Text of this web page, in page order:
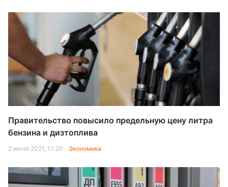
Правительство повысило предельную цену литра
бензина и дизтоплива
2 июня 2021, 17:20 Экономика